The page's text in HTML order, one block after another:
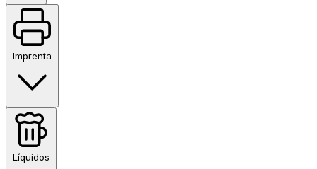
Imprenta
Líquidos